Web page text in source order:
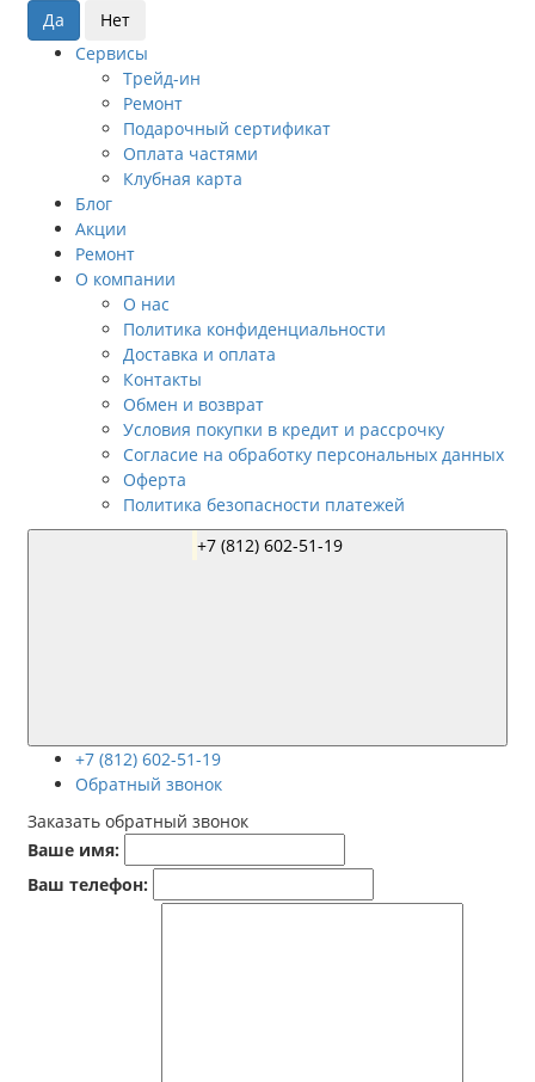
Сервисы
Трейд-ин
Ремонт
Подарочный сертификат
Оплата частями
Клубная карта
Блог
Акции
Ремонт
О компании
О нас
Политика конфиденциальности
Доставка и оплата
Контакты
Обмен и возврат
Условия покупки в кредит и рассрочку
Согласие на обработку персональных данных
Оферта
Политика безопасности платежей
+7 (812) 602-51-19
Обратный звонок
Заказать обратный звонок
Ваше имя:
Ваш телефон: